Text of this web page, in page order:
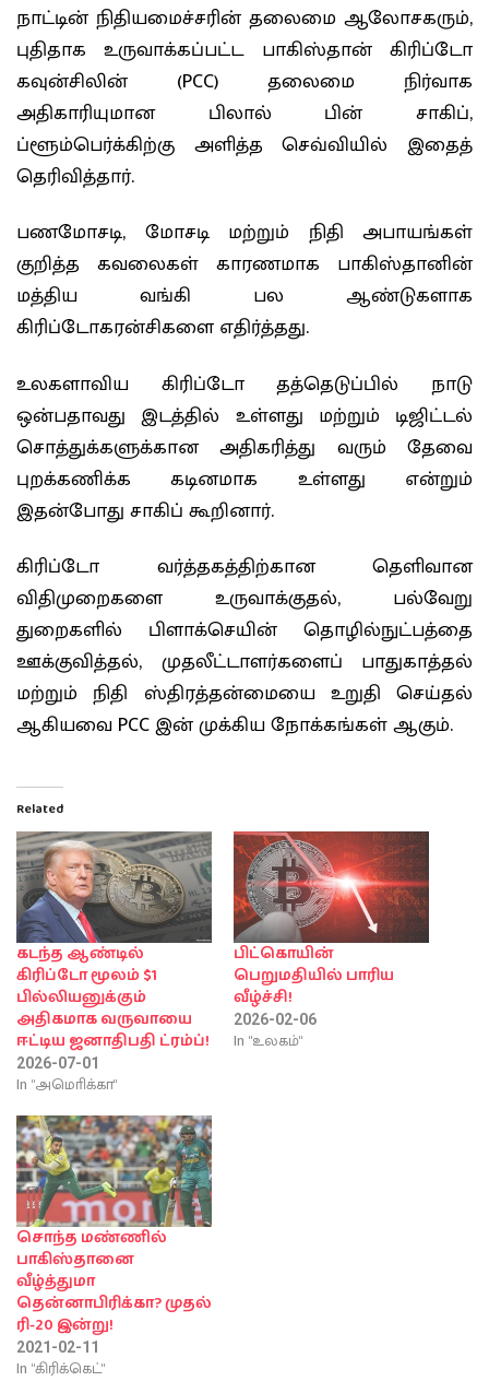
நாட்டின் நிதியமைச்சரின் தலைமை ஆலோசகரும்,
புதிதாக உருவாக்கப்பட்ட பாகிஸ்தான் கிரிப்டோ
கவுன்சிலின் (PCC) தலைமை நிர்வாக
அதிகாரியுமான பிலால் பின் சாகிப்,
ப்ளூம்பெர்க்கிற்கு அளித்த செவ்வியில் இதைத்
தெரிவித்தார்.
பணமோசடி, மோசடி மற்றும் நிதி அபாயங்கள்
குறித்த கவலைகள் காரணமாக பாகிஸ்தானின்
மத்திய வங்கி பல ஆண்டுகளாக
கிரிப்டோகரன்சிகளை எதிர்த்தது.
உலகளாவிய கிரிப்டோ தத்தெடுப்பில் நாடு
ஒன்பதாவது இடத்தில் உள்ளது மற்றும் டிஜிட்டல்
சொத்துக்களுக்கான அதிகரித்து வரும் தேவை
புறக்கணிக்க கடினமாக உள்ளது என்றும்
இதன்போது சாகிப் கூறினார்.
கிரிப்டோ வர்த்தகத்திற்கான தெளிவான
விதிமுறைகளை உருவாக்குதல், பல்வேறு
துறைகளில் பிளாக்செயின் தொழில்நுட்பத்தை
ஊக்குவித்தல், முதலீட்டாளர்களைப் பாதுகாத்தல்
மற்றும் நிதி ஸ்திரத்தன்மையை உறுதி செய்தல்
ஆகியவை PCC இன் முக்கிய நோக்கங்கள் ஆகும்.
Related
கடந்த ஆண்டில்
கிரிப்டோ மூலம் $1
பில்லியனுக்கும்
அதிகமாக வருவாயை
ஈட்டிய ஜனாதிபதி ட்ரம்ப்!
2026-07-01
In "அமொிக்கா"
பிட்கொயின்
பெறுமதியில் பாரிய
வீழ்ச்சி!
2026-02-06
In "உலகம்"
சொந்த மண்ணில்
பாகிஸ்தானை
வீழ்த்துமா
தென்னாபிரிக்கா? முதல்
ரி-20 இன்று!
2021-02-11
In "கிரிக்கெட்"